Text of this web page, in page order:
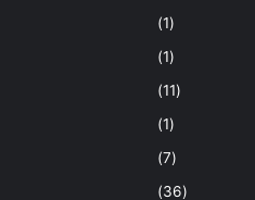
(1)
(1)
(11)
(1)
(7)
(36)